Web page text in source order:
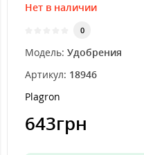
Нет в наличии
0
Модель: Удобрения
Артикул: 18946
Plagron
643грн